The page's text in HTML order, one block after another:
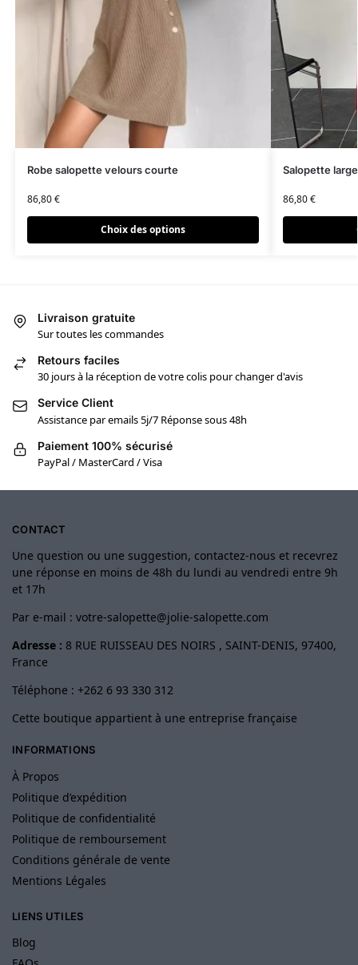
Robe salopette velours courte
86,80€
Choix des options
Salopette
86,80€
Livraison gratuite
Sur toutes les commandes
Retours faciles
30 jours à la réception de votre colis pour changer d'avis
Service Client
Assistance par emails 5j/7 Réponse sous 48h
Paiement 100% sécurisé
PayPal / MasterCard / Visa
CONTACT
Une question ou une suggestion, contactez-nous et recevrez
une réponse en moins de 48h du lundi au vendredi entre 9h
et 17h
Par e-mail : votre-salopette@jolie-salopette.com
Adresse : 8 RUE RUISSEAU DES NOIRS , SAINT-DENIS, 97400,
France
Téléphone : +262 6 93 330 312
Cette boutique appartient à une entreprise française
INFORMATIONS
À Propos
Politique d’expédition
Politique de confidentialité
Politique de remboursement
Conditions générale de vente
Mentions Légales
LIENS UTILES
Blog